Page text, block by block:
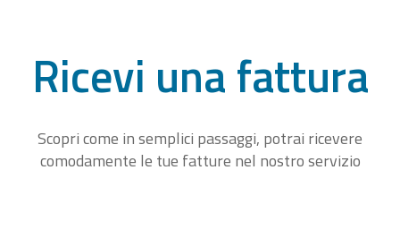
Ricevi una fattura
Scopri come in semplici passaggi, potrai ricevere
comodamente le tue fatture nel nostro servizio